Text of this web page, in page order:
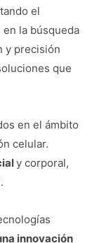
el
la búsqueda
y precisión
que
en el ámbito
celular.
y corporal,
innovación